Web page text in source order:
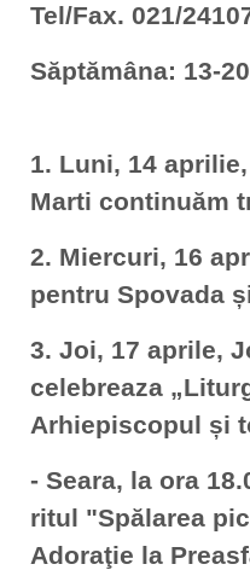
Tel/Fax. 021/
Săptămâna: 13-
1. Luni, 14
Marti continuăm
2. Miercuri, 16
pentru Spovada
3. Joi, 17 aprile,
celebreaza
Arhiepiscopul și
- Seara, la ora
ritul "Spălarea
Adoraţie la